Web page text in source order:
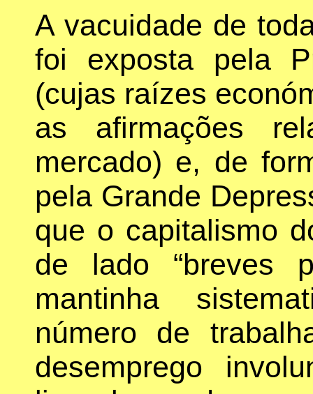
A vacuidade de
foi exposta pela
(cujas raízes
as afirmações
mercado) e, de
pela Grande
que o capitalismo
de lado “breves
mantinha
número de
desemprego